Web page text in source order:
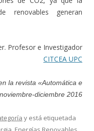
renovables generan
Profesor e Investigador
CITCEA UPC
la revista «Automática e
diciembre 2016
y está etiquetada